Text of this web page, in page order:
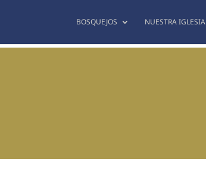
BOSQUEJOS NUESTRA IGLESIA